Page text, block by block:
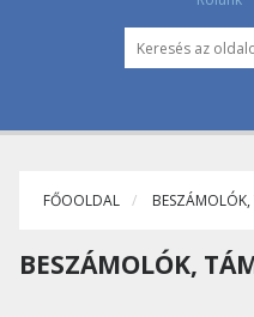
FŐOOLDAL
BESZÁMOLÓK,